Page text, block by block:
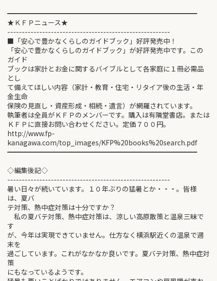
━━━━━━━━━━━━━━━━━━━━━━━━━━━━
★ＫＦＰニュース★
--------------------------------------------------------
■「安心で豊かなくらしのガイドブック」好評発売中！
「安心で豊かなくらしのガイドブック」が好評発売中です。この
ガイド
ブックは家計とお金に関するバイブルとして各家庭に１冊必需品
とし
て備えてほしい内容（家計・教育・住宅・リタイア後の生活・年
金生命
保険の見直し・資産形成・相続・遺言）が網羅されています。
執筆者は全員がＫＦＰのメンバーです。購入は有隣堂書店。または
ＫＦＰに直接お問い合わせください。定価７００円。
http://www.fp-
kanagawa.com/top_images/KFP%20books%20search.pdf
━━━━━━━━━━━━━━━━━━━━━━━━━━━━
◇編集後記◇
--------------------------------------------------------
暑い日々が続いています。１０年ぶりの猛暑とか・・・。皆様
は、夏バ
テ対策、熱中症対策は十分ですか？
私の夏バテ対策、熱中症対策は、涼しい高原散策と温泉三昧で
す
が、今年は実現できていません。仕方なく横浜駅近くの温泉で週
末を
過ごしています。これがなかなか良いです。夏バテ対策、熱中症対
策
にもなっているようです。